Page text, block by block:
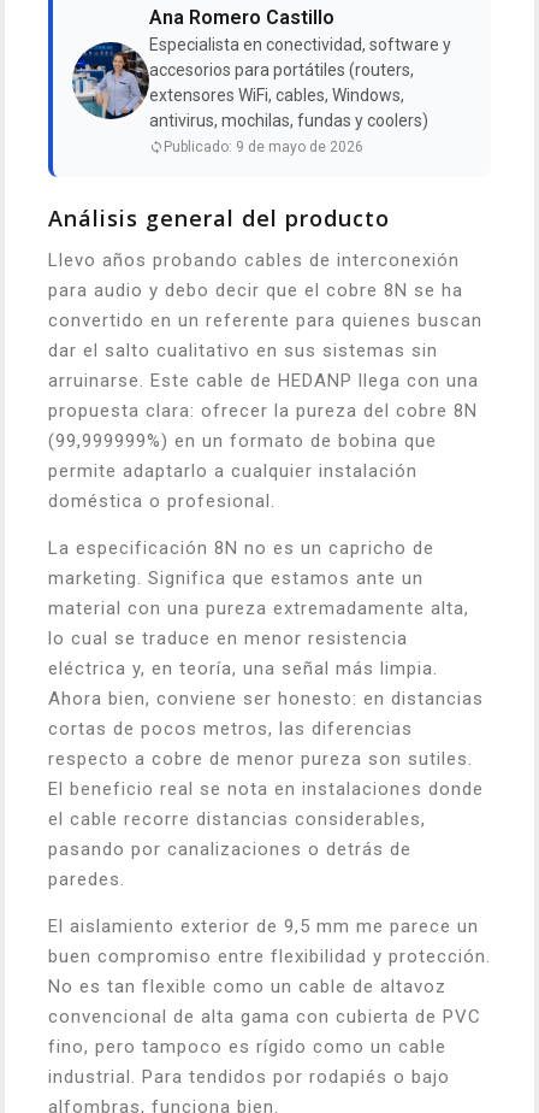
Ana Romero Castillo
Especialista en conectividad, software y
accesorios para portátiles (routers,
extensores WiFi, cables, Windows,
antivirus, mochilas, fundas y coolers)
Publicado: 9 de mayo de 2026
Análisis general del producto
Llevo años probando cables de interconexión
para audio y debo decir que el cobre 8N se ha
convertido en un referente para quienes buscan
dar el salto cualitativo en sus sistemas sin
arruinarse. Este cable de HEDANP llega con una
propuesta clara: ofrecer la pureza del cobre 8N
(99,999999%) en un formato de bobina que
permite adaptarlo a cualquier instalación
doméstica o profesional.
La especificación 8N no es un capricho de
marketing. Significa que estamos ante un
material con una pureza extremadamente alta,
lo cual se traduce en menor resistencia
eléctrica y, en teoría, una señal más limpia.
Ahora bien, conviene ser honesto: en distancias
cortas de pocos metros, las diferencias
respecto a cobre de menor pureza son sutiles.
El beneficio real se nota en instalaciones donde
el cable recorre distancias considerables,
pasando por canalizaciones o detrás de
paredes.
El aislamiento exterior de 9,5 mm me parece un
buen compromiso entre flexibilidad y protección.
No es tan flexible como un cable de altavoz
convencional de alta gama con cubierta de PVC
fino, pero tampoco es rígido como un cable
industrial. Para tendidos por rodapiés o bajo
alfombras, funciona bien.